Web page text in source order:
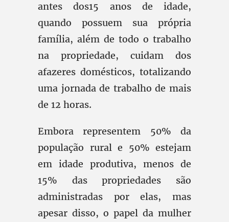
antes dos15 anos de idade,
quando possuem sua própria
família, além de todo o trabalho
na propriedade, cuidam dos
afazeres domésticos, totalizando
uma jornada de trabalho de mais
de 12 horas.
Embora representem 50% da
população rural e 50% estejam
em idade produtiva, menos de
15% das propriedades são
administradas por elas, mas
apesar disso, o papel da mulher